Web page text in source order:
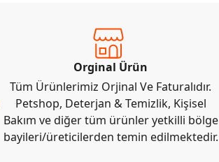
Orginal Ürün
Tüm Ürünlerimiz Orjinal Ve Faturalıdır.
Petshop, Deterjan & Temizlik, Kişisel
Bakım ve diğer tüm ürünler yetkilli bölge
bayileri/üreticilerden temin edilmektedir.